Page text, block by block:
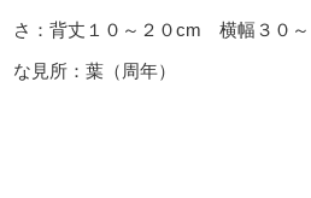
さ：背丈１０～２０cm 横幅３０～
な見所：葉（周年）